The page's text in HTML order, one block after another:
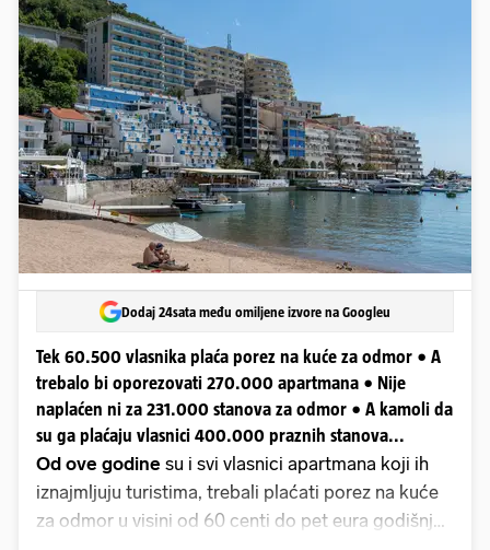
Dodaj 24sata među omiljene izvore na Googleu
Tek 60.500 vlasnika plaća porez na kuće za odmor • A
trebalo bi oporezovati 270.000 apartmana • Nije
naplaćen ni za 231.000 stanova za odmor • A kamoli da
su ga plaćaju vlasnici 400.000 praznih stanova...
Od ove godine su i svi vlasnici apartmana koji ih
iznajmljuju turistima, trebali plaćati porez na kuće
za odmor u visini od 60 centi do pet eura godišnje.